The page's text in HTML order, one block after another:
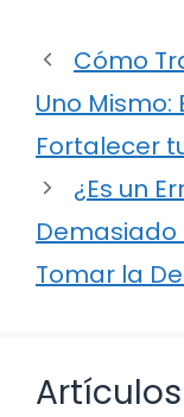
Cómo
Uno
Fortalecer
¿Es un
Demasiado
Tomar la
Artículos